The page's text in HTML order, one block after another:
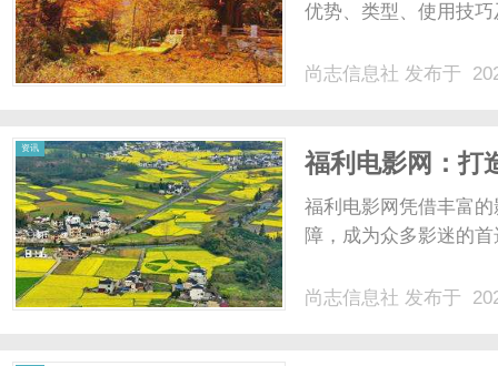
优势、类型、使用技
尚志信息社 发布于
资讯
福利电影网：打
福利电影网凭借丰富
障，成为众多影迷的
尚志信息社 发布于